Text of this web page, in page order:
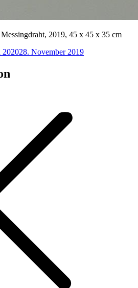
2019, 45 x 45 x 35 cm
202028. November 2019